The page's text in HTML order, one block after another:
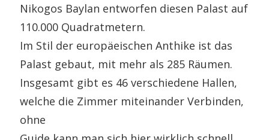
Nikogos Baylan entworfen diesen Palast auf
110.000 Quadratmetern.
Im Stil der europäeischen Anthike ist das
Palast gebaut, mit mehr als 285 Räumen.
Insgesamt gibt es 46 verschiedene Hallen,
welche die Zimmer miteinander Verbinden,
ohne